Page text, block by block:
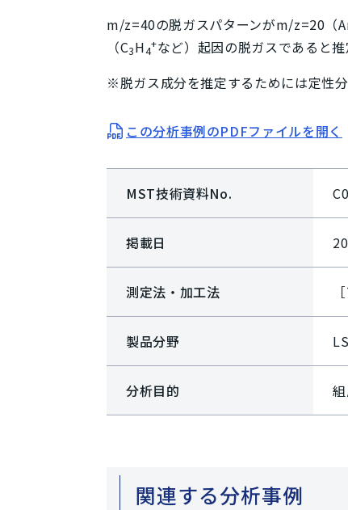
m/z=40の脱ガスパターンがm/z=20（
（C3H4
+など）起因の脱ガスであると推
※脱ガス成分を推定するためには定性
この分析事例のPDFファイルを開く
MST技術資料No.
掲載日
測定法・加工法
製品分野
分析目的
関連する分析事例